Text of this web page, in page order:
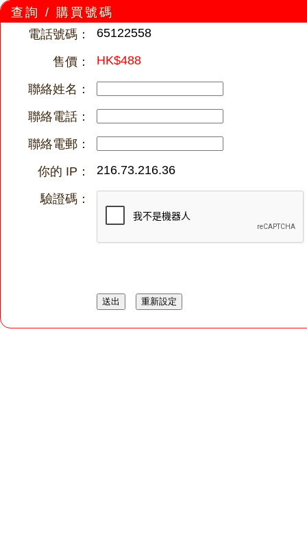
查詢 / 購買號碼
電話號碼：
65122558
售價： HK$488
聯絡姓名：
聯絡電話：
聯絡電郵：
你的 IP：
216.73.216.36
驗證碼：